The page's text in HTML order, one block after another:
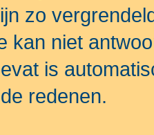
zo
kan niet
is
redenen.